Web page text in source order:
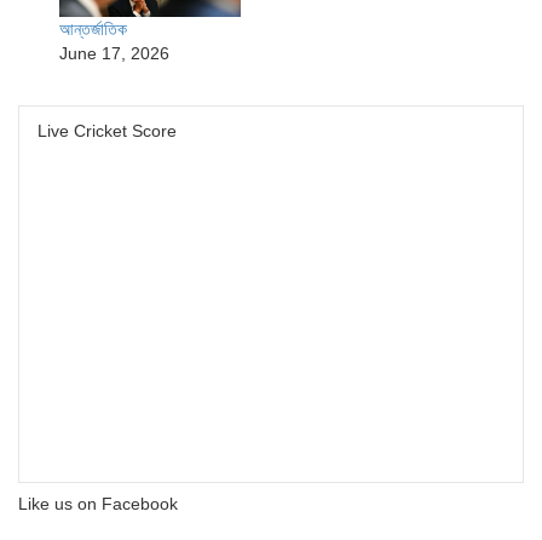
আন্তর্জাতিক
June 17, 2026
Live Cricket Score
Like us on Facebook